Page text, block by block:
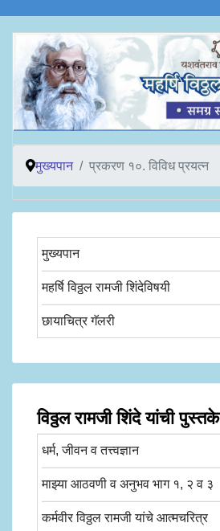
मुख्यपान प्रकरण १०. विविध प्रयत्न
मुख्यपान
महर्षि विठ्ठल रामजी शिंदेविषयी
छायाचित्र गॅलरी
विठ्ठल रामजी शिंदे यांची पुस्तके
धर्म, जीवन व तत्त्वज्ञान
माझ्या आठवणी व अनुभव भाग १, २ व ३
कर्मवीर विठ्ठल रामजी यांचे आत्मचरित्र